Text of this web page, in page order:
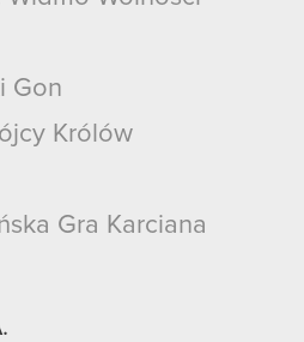
Gon
Królów
Gra Karciana